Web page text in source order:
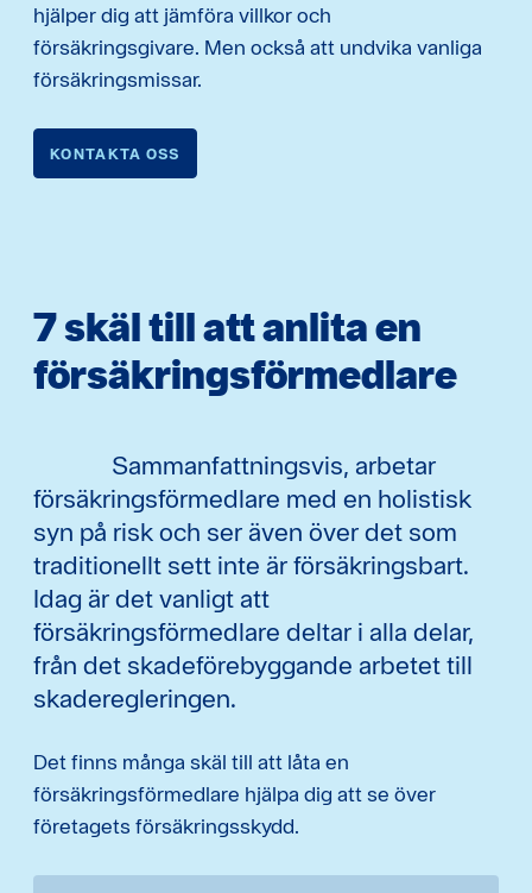
hjälper dig att jämföra villkor och
försäkringsgivare. Men också att undvika vanliga
försäkringsmissar.
KONTAKTA OSS
7 skäl till att anlita en
försäkringsförmedlare
Sammanfattningsvis, arbetar
försäkringsförmedlare med en holistisk
syn på risk och ser även över det som
traditionellt sett inte är försäkringsbart.
Idag är det vanligt att
försäkringsförmedlare deltar i alla delar,
från det skadeförebyggande arbetet till
skaderegleringen.
Det finns många skäl till att låta en
försäkringsförmedlare hjälpa dig att se över
företagets försäkringsskydd.